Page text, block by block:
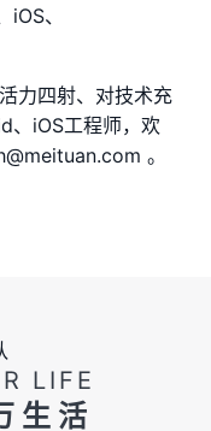
、
力四射、对技术充
、iOS工程师，欢
。
LIFE
生活